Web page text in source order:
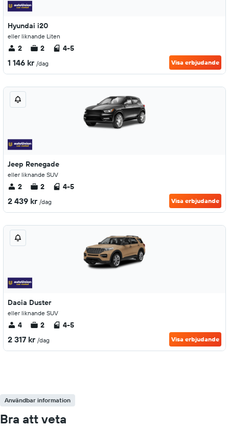
Hyundai i20
eller liknande Liten
2 2 4-5
1 146 kr /dag Visa erbjudande
Jeep Renegade
eller liknande SUV
2 2 4-5
2 439 kr /dag Visa erbjudande
Dacia Duster
eller liknande SUV
4 2 4-5
2 317 kr /dag Visa erbjudande
Användbar information
Bra att veta